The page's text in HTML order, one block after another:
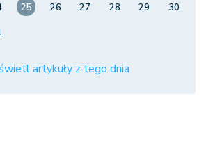
25 26 27 28 29
30
artykuły z tego dnia